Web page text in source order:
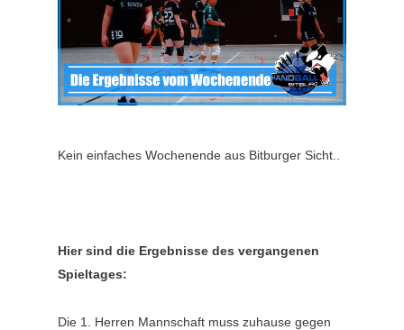
Kein einfaches Wochenende aus Bitburger Sicht..
Hier sind die Ergebnisse des vergangenen
Spieltages:
Die 1. Herren Mannschaft muss zuhause gegen